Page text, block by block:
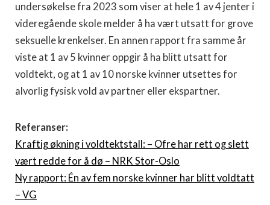
undersøkelse fra 2023 som viser at hele 1 av 4 jenter i
videregående skole melder å ha vært utsatt for grove
seksuelle krenkelser. En annen rapport fra samme år
viste at 1 av 5 kvinner oppgir å ha blitt utsatt for
voldtekt, og at 1 av 10 norske kvinner utsettes for
alvorlig fysisk vold av partner eller ekspartner.
Referanser:
Kraftig økning i voldtektstall: – Ofre har rett og slett
vært redde for å dø – NRK Stor-Oslo
Ny rapport: Én av fem norske kvinner har blitt voldtatt
– VG